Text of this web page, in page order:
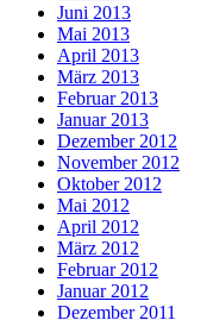
Juni 2013
Mai 2013
April 2013
März 2013
Februar 2013
Januar 2013
Dezember 2012
November 2012
Oktober 2012
Mai 2012
April 2012
März 2012
Februar 2012
Januar 2012
Dezember 2011